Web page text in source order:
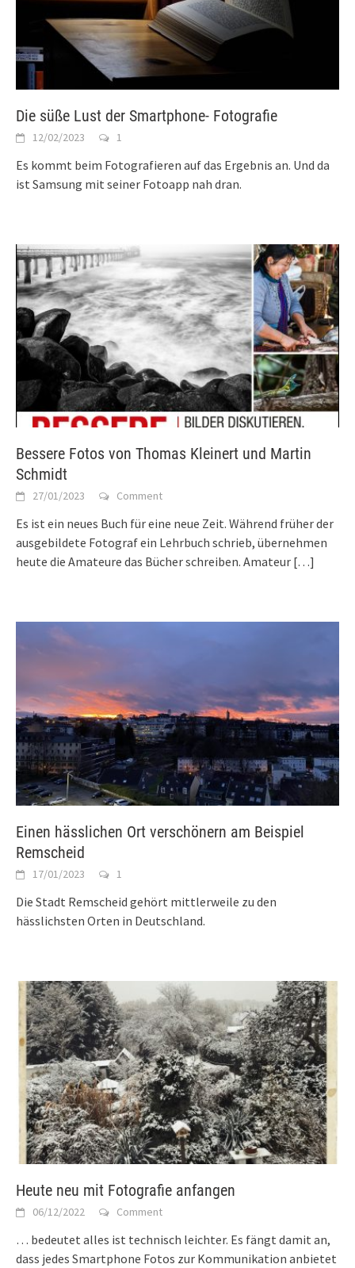
Die süße Lust der Smartphone- Fotografie
12/02/2023 1
Es kommt beim Fotografieren auf das Ergebnis an. Und da
ist Samsung mit seiner Fotoapp nah dran.
Bessere Fotos von Thomas Kleinert und Martin
Schmidt
27/01/2023 Comment
Es ist ein neues Buch für eine neue Zeit. Während früher der
ausgebildete Fotograf ein Lehrbuch schrieb, übernehmen
heute die Amateure das Bücher schreiben. Amateur […]
Einen hässlichen Ort verschönern am Beispiel
Remscheid
17/01/2023 1
Die Stadt Remscheid gehört mittlerweile zu den
hässlichsten Orten in Deutschland.
Heute neu mit Fotografie anfangen
06/12/2022 Comment
… bedeutet alles ist technisch leichter. Es fängt damit an,
dass jedes Smartphone Fotos zur Kommunikation anbietet